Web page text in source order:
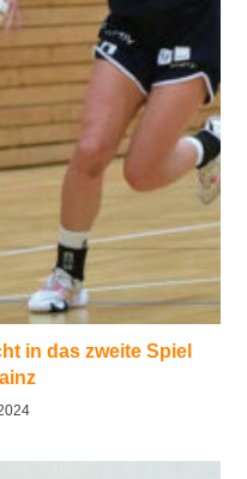
in das zweite Spiel